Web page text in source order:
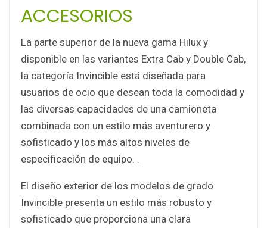
ACCESORIOS
La parte superior de la nueva gama Hilux y
disponible en las variantes Extra Cab y Double Cab,
la categoría Invincible está diseñada para
usuarios de ocio que desean toda la comodidad y
las diversas capacidades de una camioneta
combinada con un estilo más aventurero y
sofisticado y los más altos niveles de
especificación de equipo. .
El diseño exterior de los modelos de grado
Invincible presenta un estilo más robusto y
sofisticado que proporciona una clara